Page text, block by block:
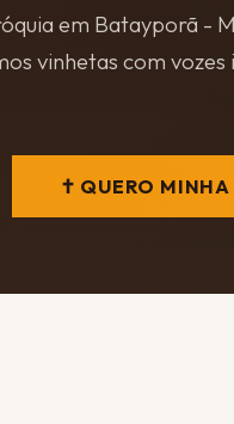
em Batayporã -
vinhetas com
✝ QUERO